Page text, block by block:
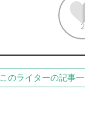
2
このライターの記事